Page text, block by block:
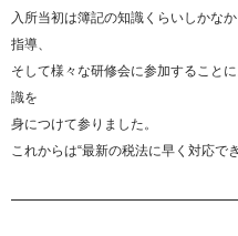
入所当初は簿記の知識くらいしかな
指導、
そして様々な研修会に参加すること
識を
身につけて参りました。
これからは“最新の税法に早く対応で